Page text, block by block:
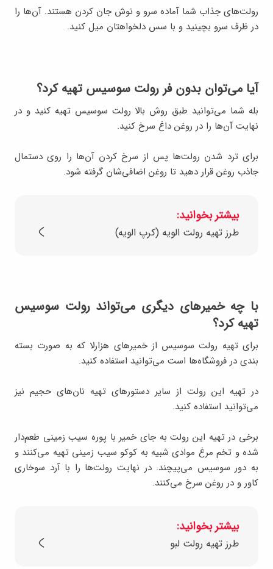
رولت‌های جذاب شما آماده سرو و نوش جان کردن هستند. آن‌ها را
در ظرف سرو بچینید و با سس دلخواهتان میل کنید.
آیا می‌توان بدون فر رولت سوسیس تهیه کرد؟
بله شما می‌توانید طبق روش بالا رولت سوسیس تهیه کنید و در
نهایت آن‌ها را در روغن داغ سرخ کنید.
برای ترد شدن رولت‌ها پس از سرخ کردن آن‌ها را روی دستمال
جاذب روغن قرار دهید تا روغن اضافی‌شان گرفته شود.
بیشتر بخوانید:
طرز تهیه رولت الویه (کرپ الویه)
با چه خمیرهای دیگری می‌تواند رولت سوسیس
تهیه کرد؟
برای تهیه رولت سوسیس از خمیر‌های هزارلا که به صورت بسته
بندی در فروشگاه‌ها است می‌توانید استفاده کنید.
در تهیه این رولت از سایر دستورهای تهیه نان‌های حجیم نیز
می‌توانید استفاده کنید.
برخی در تهیه این رولت به جای خمیر با پوره سیب زمینی طعم‌دار
شده و تخم مرغ موادی شبیه به کوکو سیب زمینی تهیه می‌کنند و
به دور سوسیس می‌پیچند. در نهایت رولت‌ها را با آرد سوخاری
کاور و در روغن سرخ می‌کنند.
بیشتر بخوانید:
طرز تهیه رولت لبو